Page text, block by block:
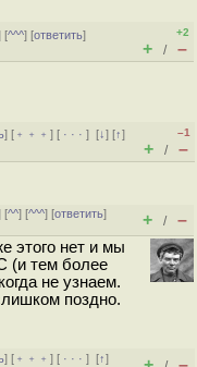
[^^^] [ответить]
+2
+ / –
] [ ﹢﹢﹢] [ · · ·][↓] [↑]
–1
+ / –
[^^] [^^^] [ответить]
+ / –
этого нет и мы
(и тем более
не узнаем.
поздно.
] [ ﹢﹢﹢] [ · · ·][↑]